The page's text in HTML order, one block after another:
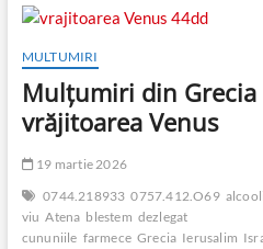
b
o
o
k
er
es
p
Angeles
vrăjitoarea
MULTUMIRI
Mulţumiri din
vrăjitoarea Venus
19 martie 2026
0744.218933 0757.412.O69
viu Atena blestem dezlegat
cununiile farmece Grecia Ierusalim